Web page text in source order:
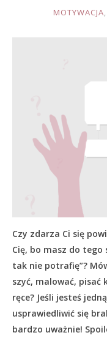
JOULE
MOTYWACJA,
Czy zdarza Ci się
Cię, bo masz do tego
tak nie potrafię”?
szyć, malować, pisać
ręce? Jeśli jesteś
usprawiedliwić się
bardzo uważnie!